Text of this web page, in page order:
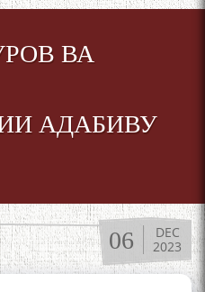
ВА
АДАБИВУ
06
DEC
2023